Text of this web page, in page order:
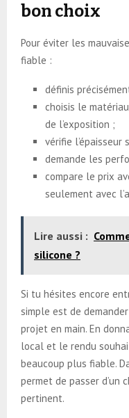
bon choix
Pour éviter les
fiable :
définis
choisis le
de l’exposition ;
vérifie l’épaisseur
demande les
compare le prix
seulement avec
Lire aussi :
silicone ?
Si tu hésites encore
simple est de
projet en main. En
local et le rendu
beaucoup plus fiable.
permet de passer d’un
pertinent.